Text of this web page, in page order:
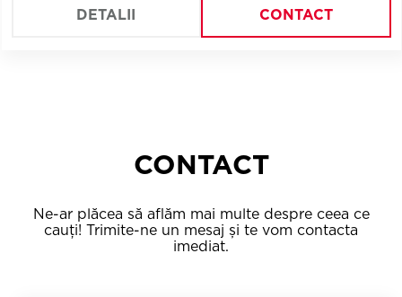
DETALII CONTACT
CONTACT
Ne-ar plăcea să aflăm mai multe despre ceea ce
cauți! Trimite-ne un mesaj și te vom contacta
imediat.